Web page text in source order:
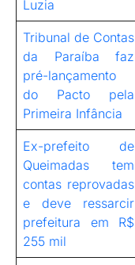
Luzia
Tribunal de Contas
da Paraíba faz
pré-lançamento
do Pacto pela
Primeira Infância
Ex-prefeito de
Queimadas tem
contas reprovadas
e deve ressarcir
prefeitura em R$
255 mil